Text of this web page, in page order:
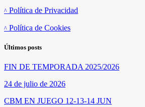
Política de Privacidad
Política de Cookies
Últimos posts
FIN DE TEMPORADA 2025/2026
24 de julio de 2026
CBM EN JUEGO 12-13-14 JUN